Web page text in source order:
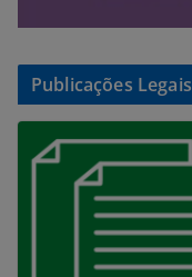
Publicações Legais